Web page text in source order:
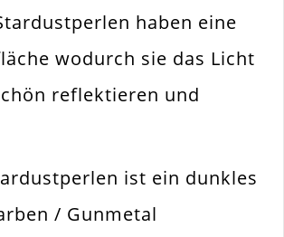
Kupfer. Plattiert
2 Stück
haben eine
wodurch sie das Licht
reflektieren und
ist ein dunkles
/ Gunmetal